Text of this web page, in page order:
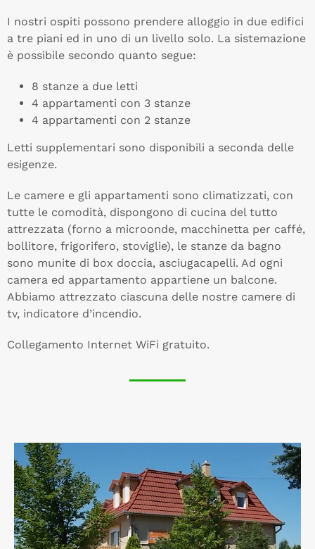
I nostri ospiti possono prendere alloggio in due edifici
a tre piani ed in uno di un livello solo. La sistemazione
è possibile secondo quanto segue:
8 stanze a due letti
4 appartamenti con 3 stanze
4 appartamenti con 2 stanze
Letti supplementari sono disponibili a seconda delle
esigenze.
Le camere e gli appartamenti sono climatizzati, con
tutte le comodità, dispongono di cucina del tutto
attrezzata (forno a microonde, macchinetta per caffé,
bollitore, frigorifero, stoviglie), le stanze da bagno
sono munite di box doccia, asciugacapelli. Ad ogni
camera ed appartamento appartiene un balcone.
Abbiamo attrezzato ciascuna delle nostre camere di
tv, indicatore d’incendio.
Collegamento Internet WiFi gratuito.